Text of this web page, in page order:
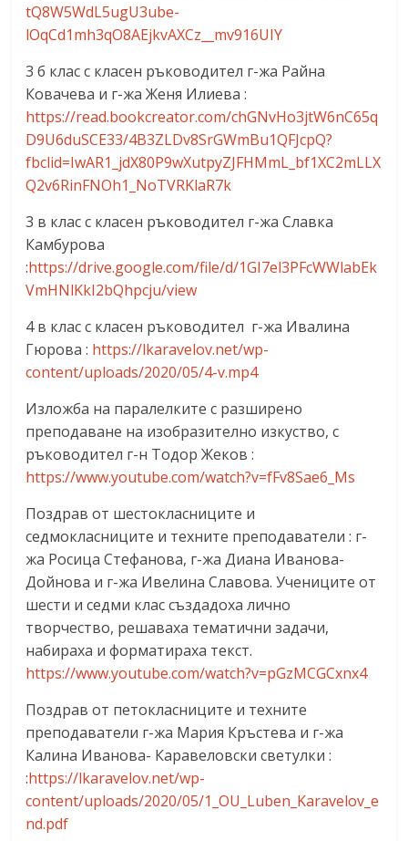
tQ8W5WdL5ugU3ube-
lOqCd1mh3qO8AEjkvAXCz__mv916UIY
3 б клас с класен ръководител г-жа Райна
Ковачева и г-жа Женя Илиева :
https://read.bookcreator.com/chGNvHo3jtW6nC65q
D9U6duSCE33/4B3ZLDv8SrGWmBu1QFJcpQ?
fbclid=IwAR1_jdX80P9wXutpyZJFHMmL_bf1XC2mLLX
Q2v6RinFNOh1_NoTVRKlaR7k
3 в клас с класен ръководител г-жа Славка
Камбурова
:https://drive.google.com/file/d/1GI7el3PFcWWlabEk
VmHNlKkI2bQhpcju/view
4 в клас с класен ръководител г-жа Ивалина
Гюрова : https://lkaravelov.net/wp-
content/uploads/2020/05/4-v.mp4
Изложба на паралелките с разширено
преподаване на изобразително изкуство, с
ръководител г-н Тодор Жеков :
https://www.youtube.com/watch?v=fFv8Sae6_Ms
Поздрав от шестокласниците и
седмокласниците и техните преподаватели : г-
жа Росица Стефанова, г-жа Диана Иванова-
Дойнова и г-жа Ивелина Славова. Учениците от
шести и седми клас създадоха лично
творчество, решаваха тематични задачи,
набираха и форматираха текст.
https://www.youtube.com/watch?v=pGzMCGCxnx4
Поздрав от петокласниците и техните
преподаватели г-жа Мария Кръстева и г-жа
Калина Иванова- Каравеловски светулки :
:https://lkaravelov.net/wp-
content/uploads/2020/05/1_OU_Luben_Karavelov_e
nd.pdf